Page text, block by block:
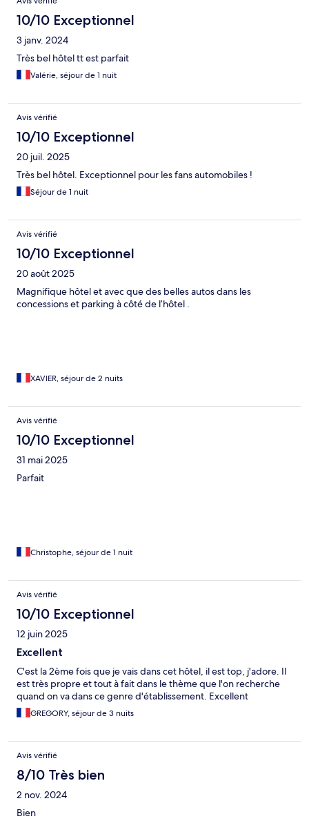
10/10 Exceptionnel
3 janv. 2024
Très bel hôtel tt est parfait
Valérie, séjour de 1 nuit
Avis vérifié
10/10 Exceptionnel
20 juil. 2025
Très bel hôtel. Exceptionnel pour les fans automobiles !
Séjour de 1 nuit
Avis vérifié
10/10 Exceptionnel
20 août 2025
Magnifique hôtel et avec que des belles autos dans les
concessions et parking à côté de l’hôtel .
XAVIER, séjour de 2 nuits
Avis vérifié
10/10 Exceptionnel
31 mai 2025
Parfait
Christophe, séjour de 1 nuit
Avis vérifié
10/10 Exceptionnel
12 juin 2025
Excellent
C'est la 2ème fois que je vais dans cet hôtel, il est top, j'adore. Il
est très propre et tout à fait dans le thème que l'on recherche
quand on va dans ce genre d'établissement. Excellent
GREGORY, séjour de 3 nuits
Avis vérifié
8/10 Très bien
2 nov. 2024
Bien